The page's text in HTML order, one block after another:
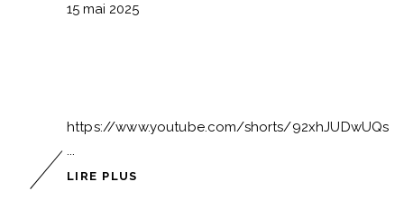
15 mai 2025
https://www.youtube.com/shorts/92xhJUDwUQs
LIRE PLUS